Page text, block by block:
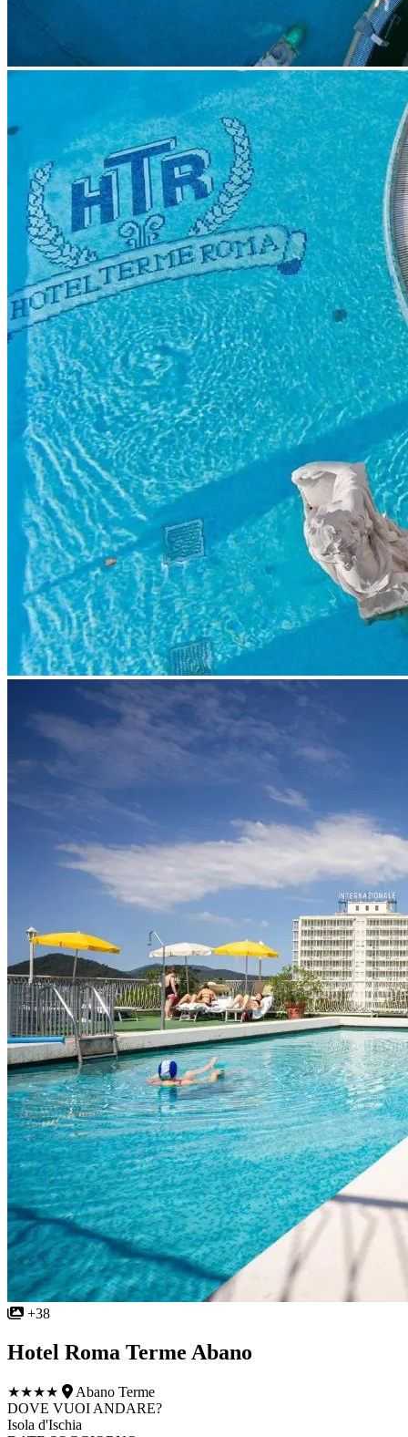
+38
Hotel Roma Terme Abano
★★★★
Abano Terme
DOVE VUOI ANDARE?
Isola d'Ischia